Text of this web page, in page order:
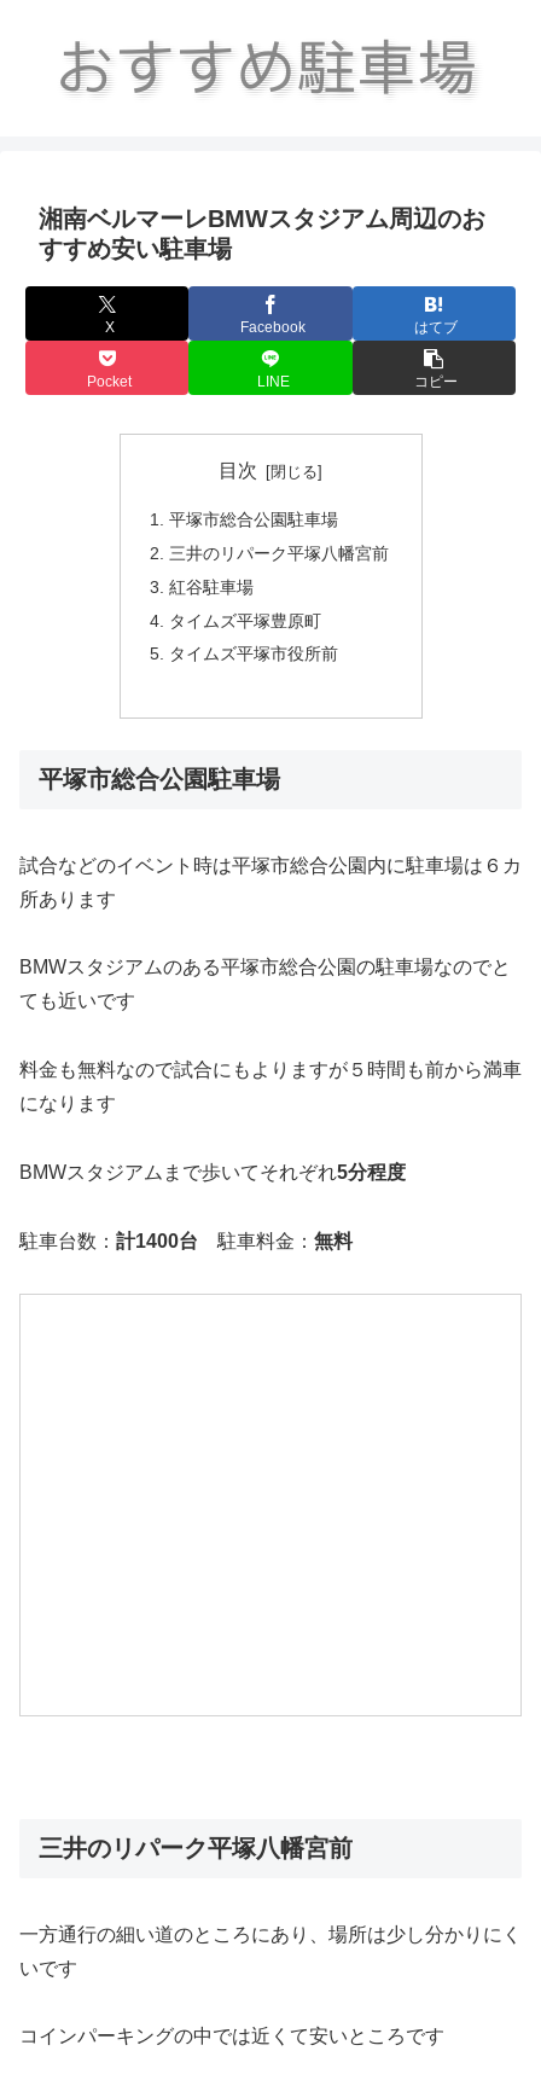
湘南ベルマーレBMWスタジアム周辺のお
すすめ安い駐車場
X Facebook はてブ
Pocket LINE コピー
目次
平塚市総合公園駐車場
三井のリパーク平塚八幡宮前
紅谷駐車場
タイムズ平塚豊原町
タイムズ平塚市役所前
平塚市総合公園駐車場
試合などのイベント時は平塚市総合公園内に駐車場は６カ
所あります
BMWスタジアムのある平塚市総合公園の駐車場なのでと
ても近いです
料金も無料なので試合にもよりますが５時間も前から満車
になります
BMWスタジアムまで歩いてそれぞれ5分程度
駐車台数： 計1400台 駐車料金： 無料
三井のリパーク平塚八幡宮前
一方通行の細い道のところにあり、場所は少し分かりにく
いです
コインパーキングの中では近くて安いところです